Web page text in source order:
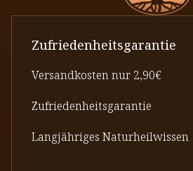
Zufriedenheitsgarantie
Versandkosten nur 2,90€
Zufriedenheitsgarantie
Langjähriges Naturheilwissen